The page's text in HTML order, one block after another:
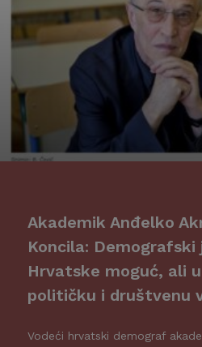
Akademik Anđelko
Koncila: Demografski
Hrvatske moguć, ali
političku i društvenu
Vodeći hrvatski demograf